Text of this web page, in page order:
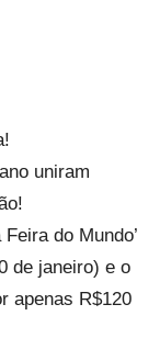
uniram
do Mundo’
de janeiro) e o
apenas R$120